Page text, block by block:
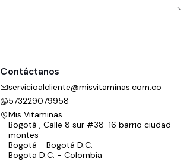
Contáctanos
servicioalcliente@misvitaminas.com.co
573229079958
Mis Vitaminas
Bogotá , Calle 8 sur #38-16 barrio ciudad
montes
Bogotá - Bogotá D.C.
Bogota D.C. - Colombia